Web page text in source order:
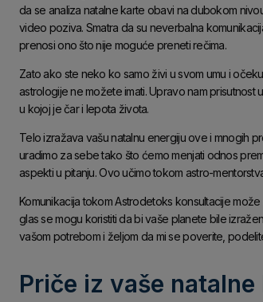
da se analiza natalne karte obavi na dubokom
video poziva. Smatra da su neverbalna
prenosi ono što nije moguće preneti rečima.
Zato ako ste neko ko samo živi u svom umu i
astrologije ne možete imati. Upravo nam
u kojoj je čar i lepota života.
Telo izražava vašu natalnu energiju ove i mnogih
uradimo za sebe tako što ćemo menjati odnos
aspekti u pitanju. Ovo učimo tokom astro-
Komunikacija tokom Astrodetoks konsultacije
glas se mogu koristiti da bi vaše planete bile
vašom potrebom i željom da mi se poverite,
Priče iz vaše